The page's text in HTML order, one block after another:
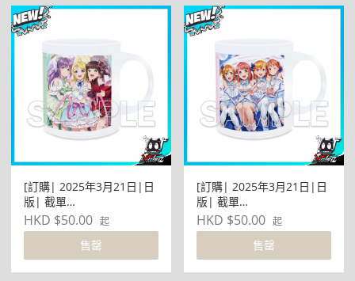
[訂購| 2025年3月21日|日
版| 截單
2025/01/04]LoveLive!Day
s 5周年記念 LOVELIVE!系
列 馬克杯 -絵里&ダイヤ&
梢-
HKD $50.00 起
售罄
[訂購| 2025年3月21日|日
版| 截單
2025/01/04]LoveLive!Day
s 5周年記念 LOVELIVE!系
列 馬克杯 -穂乃果&千歌&
歩夢&かのん-
HKD $50.00 起
售罄